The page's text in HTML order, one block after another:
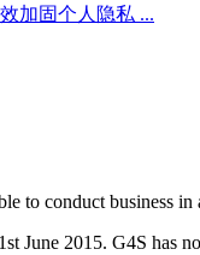
加固个人隐私 ...
conduct business in
June 2015. G4S has